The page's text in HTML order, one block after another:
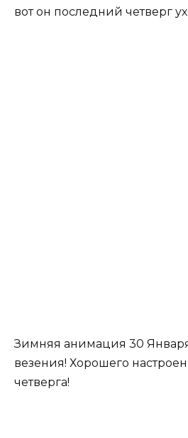
вот он последний четверг
Зимняя анимация 30
везения! Хорошего
четверга!